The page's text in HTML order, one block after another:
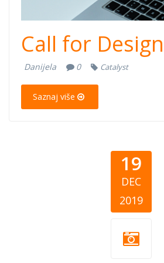
Call for
Danijela 0 Catalyst
Saznaj više
19
DEC
2019